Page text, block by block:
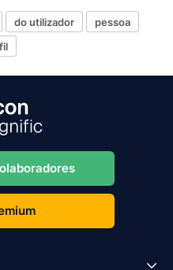
do utilizador
pessoa